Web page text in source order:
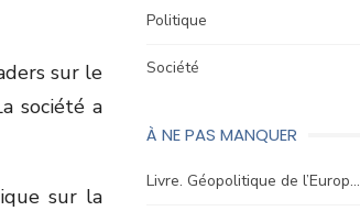
sur le
société a
sur la
Politique
Société
À NE PAS MANQUER
Livre. Géopolitique de l’Europ…